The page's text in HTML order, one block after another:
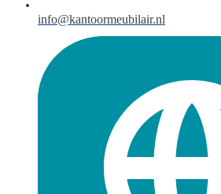
info@kantoormeubilair.nl